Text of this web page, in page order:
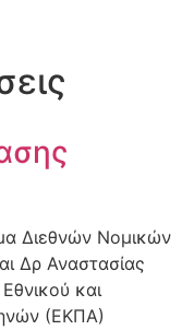
Διεθνών Νομικών
Δρ Αναστασίας
και
(ΕΚΠΑ)